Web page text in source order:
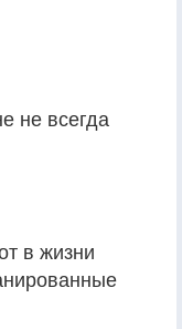
не всегда
в жизни